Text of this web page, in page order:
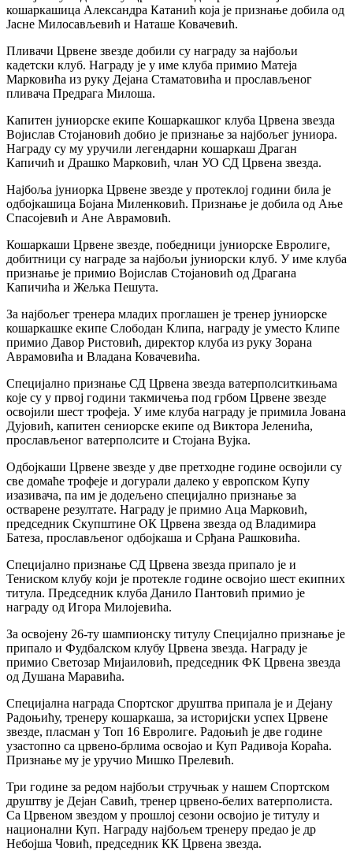
кошаркашица Александра Катанић која је признање добила од
Јасне Милосављевић и Наташе Ковачевић.
Пливачи Црвене звезде добили су награду за најбољи
кадетски клуб. Награду је у име клуба примио Матеја
Марковића из руку Дејана Стаматовића и прослављеног
пливача Предрага Милоша.
Капитен јуниорске екипе Кошаркашког клуба Црвена звезда
Војислав Стојановић добио је признање за најбољег јуниора.
Награду су му уручили легендарни кошаркаш Драган
Капичић и Драшко Марковић, члан УО СД Црвена звезда.
Најбоља јуниорка Црвене звезде у протеклој години била је
одбојкашица Бојана Миленковић. Признање је добила од Ање
Спасојевић и Ане Аврамовић.
Кошаркаши Црвене звезде, победници јуниорске Евролиге,
добитници су награде за најбољи јуниорски клуб. У име клуба
признање је примио Војислав Стојановић од Драгана
Капичића и Жељка Пешута.
За најбољег тренера младих проглашен је тренер јуниорске
кошаркашке екипе Слободан Клипа, награду је уместо Клипе
примио Давор Ристовић, директор клуба из руку Зорана
Аврамовића и Владана Ковачевића.
Специјално признање СД Црвена звезда ватерполситкињама
које су у првој години такмичења под грбом Црвене звезде
освојили шест трофеја. У име клуба награду је примила Јована
Дујовић, капитен сениорске екипе од Виктора Јеленића,
прослављеног ватерполсите и Стојана Вујка.
Одбојкаши Црвене звезде у две претходне године освојили су
све домаће трофеје и догурали далеко у европском Купу
изазивача, па им је додељено специјално признање за
остварене резултате. Награду је примио Аца Марковић,
председник Скупштине ОК Црвена звезда од Владимира
Батеза, прослављеног одбојкаша и Срђана Рашковића.
Специјално признање СД Црвена звезда припало је и
Тениском клубу који је протекле године освојио шест екипних
титула. Председник клуба Данило Пантовић примио је
награду од Игора Милојевића.
За освојену 26-ту шампионску титулу Специјално признање је
припало и Фудбалском клубу Црвена звезда. Награду је
примио Светозар Мијаиловић, председник ФК Црвена звезда
од Душана Маравића.
Специјална награда Спортског друштва припала је и Дејану
Радоњићу, тренеру кошаркаша, за историјски успех Црвене
звезде, пласман у Топ 16 Евролиге. Радоњић је две године
узастопно са црвено-брлима освојао и Куп Радивоја Кораћа.
Признање му је уручио Мишко Прелевић.
Три године за редом најбољи стручњак у нашем Спортском
друштву је Дејан Савић, тренер црвено-белих ватерполиста.
Са Црвеном звездом у прошлој сезони освојио је титулу и
национални Куп. Награду најбољем тренеру предао је др
Небојша Човић, председник КК Црвена звезда.